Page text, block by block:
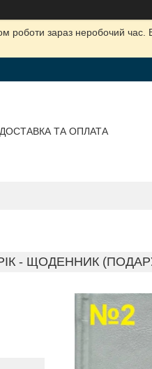
роботи зараз неробочий
ДОСТАВКА ТА ОПЛАТА
- ЩОДЕННИК